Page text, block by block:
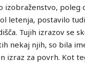
izobraženstvo, poleg
letenja, postavilo
Tujih izrazov se
nekaj njih, so bila
izraz za povrh. Kot